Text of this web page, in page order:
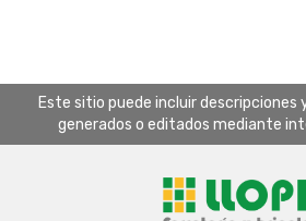
Este sitio puede incluir descripciones
generados o editados mediante